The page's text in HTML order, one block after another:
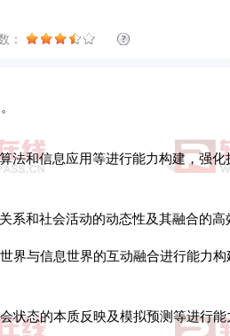
：
法和信息应用等进行能力构建，强
系和社会活动的动态性及其融合的
界与信息世界的互动融合进行能力
状态的本质反映及模拟预测等进行